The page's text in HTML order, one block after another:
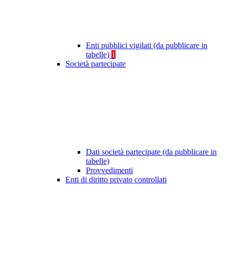
Enti pubblici vigilati (da pubblicare in
tabelle) 1
Società partecipate
Dati società partecipate (da pubblicare in
tabelle)
Provvedimenti
Enti di diritto privato controllati